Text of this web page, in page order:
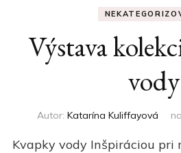
Výstava
vody
Autor: Katarína Kuliffayová na
Kvapky vody Inšpiráciou pri